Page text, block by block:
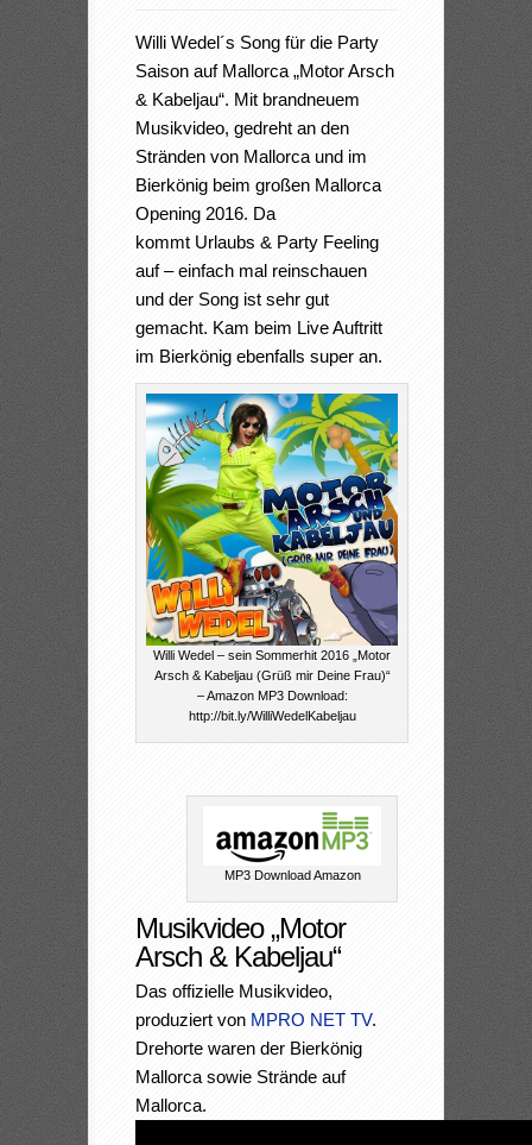
Willi Wedel´s Song für die Party
Saison auf Mallorca „Motor Arsch
& Kabeljau“. Mit brandneuem
Musikvideo, gedreht an den
Stränden von Mallorca und im
Bierkönig beim großen Mallorca
Opening 2016. Da
kommt Urlaubs & Party Feeling
auf – einfach mal reinschauen
und der Song ist sehr gut
gemacht. Kam beim Live Auftritt
im Bierkönig ebenfalls super an.
Willi Wedel – sein Sommerhit 2016 „Motor
Arsch & Kabeljau (Grüß mir Deine Frau)“
– Amazon MP3 Download:
http://bit.ly/WilliWedelKabeljau
MP3 Download Amazon
Musikvideo „Motor
Arsch & Kabeljau“
Das offizielle Musikvideo,
produziert von MPRO NET TV.
Drehorte waren der Bierkönig
Mallorca sowie Strände auf
Mallorca.